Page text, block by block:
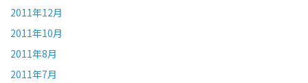
2011年12月
2011年10月
2011年8月
2011年7月